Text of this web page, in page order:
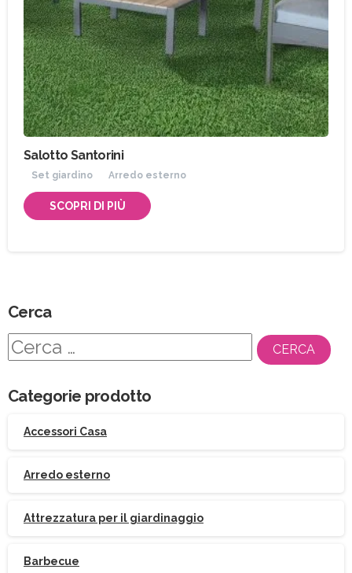
Salotto Santorini
Set giardino Arredo esterno
SCOPRI DI PIÙ
Cerca
Ricerca
Categorie prodotto
Accessori Casa
Arredo esterno
Attrezzatura per il giardinaggio
Barbecue